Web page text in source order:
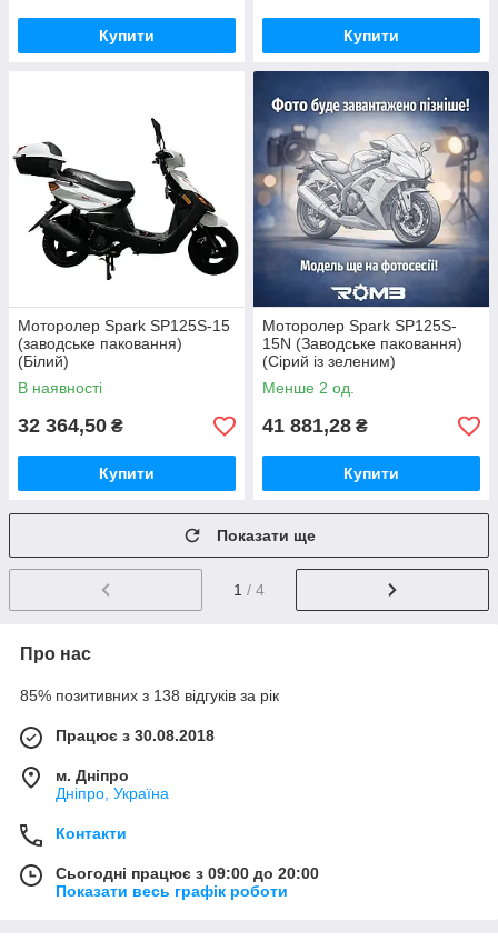
Купити Купити
Моторолер Spark SP125S-15
(заводське паковання)
(Білий)
В наявності
32 364,50 ₴
Купити
Моторолер Spark SP125S-
15N (Заводське паковання)
(Сірий із зеленим)
Менше 2 од.
41 881,28 ₴
Купити
Показати ще
1 / 4
Про нас
85% позитивних з 138 відгуків за рік
Працює з 30.08.2018
м. Дніпро
Дніпро, Україна
Контакти
Сьогодні працює з 09:00 до 20:00
Показати весь графік роботи